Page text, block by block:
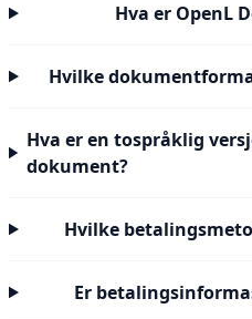
Hva er OpenL
Hvilke
Hva er en tospråklig
dokument?
Hvilke
Er